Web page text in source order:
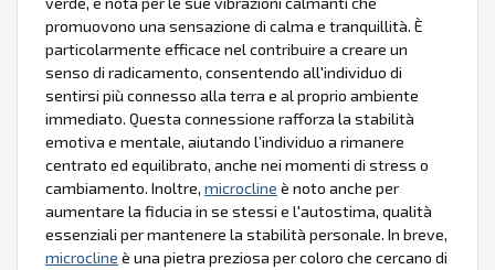
promuovono una sensazione di calma e tranquillità. È
particolarmente efficace nel contribuire a creare un
senso di radicamento, consentendo all'individuo di
sentirsi più connesso alla terra e al proprio ambiente
immediato. Questa connessione rafforza la stabilità
emotiva e mentale, aiutando l’individuo a rimanere
centrato ed equilibrato, anche nei momenti di stress o
cambiamento. Inoltre, microcline è noto anche per
aumentare la fiducia in se stessi e l'autostima, qualità
essenziali per mantenere la stabilità personale. In breve,
microcline è una pietra preziosa per coloro che cercano di